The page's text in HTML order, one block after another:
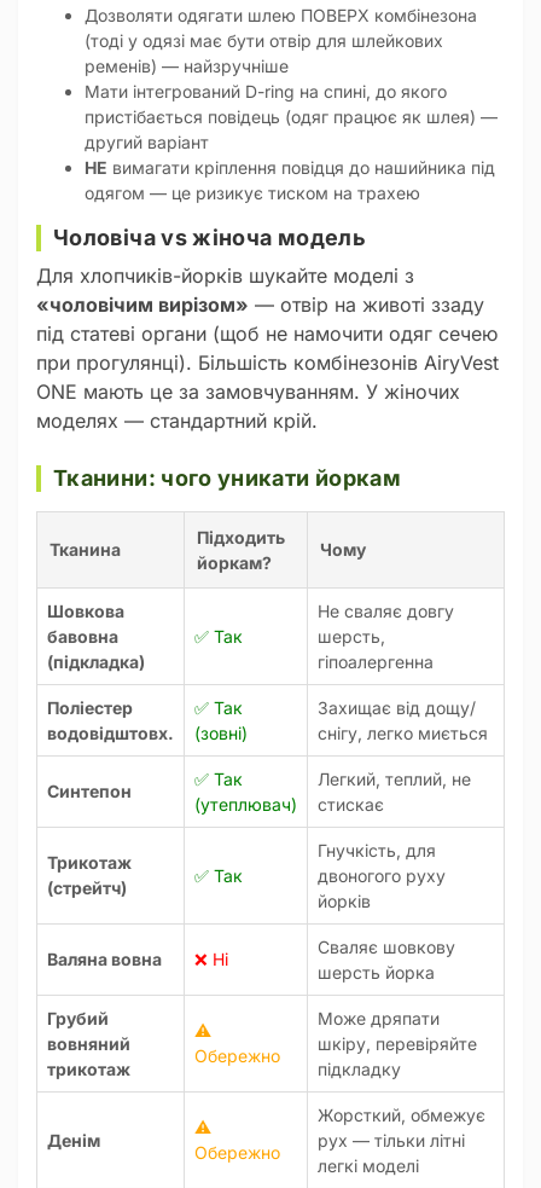
Дозволяти одягати шлею ПОВЕРХ комбінезона
(тоді у одязі має бути отвір для шлейкових
ременів) — найзручніше
Мати інтегрований D-ring на спині, до якого
пристібається повідець (одяг працює як шлея) —
другий варіант
НЕ вимагати кріплення повідця до нашийника під
одягом — це ризикує тиском на трахею
Чоловіча vs жіноча модель
Для хлопчиків-йорків шукайте моделі з
«чоловічим вирізом» — отвір на животі ззаду
під статеві органи (щоб не намочити одяг сечею
при прогулянці). Більшість комбінезонів AiryVest
ONE мають це за замовчуванням. У жіночих
моделях — стандартний крій.
Тканини: чого уникати йоркам
Тканина
Підходить
йоркам?
Чому
Шовкова
бавовна
(підкладка)
✅ Так
Не сваляє довгу
шерсть,
гіпоалергенна
Поліестер
водовідштовх.
✅ Так
(зовні)
Захищає від дощу/
снігу, легко миється
Синтепон
✅ Так
(утеплювач)
Легкий, теплий, не
стискає
Трикотаж
(стрейтч)
✅ Так
Гнучкість, для
двоногого руху
йорків
Валяна вовна ❌ Ні
Сваляє шовкову
шерсть йорка
Грубий
вовняний
трикотаж
⚠️
Обережно
Може дряпати
шкіру, перевіряйте
підкладку
Денім
⚠️
Обережно
Жорсткий, обмежує
рух — тільки літні
легкі моделі